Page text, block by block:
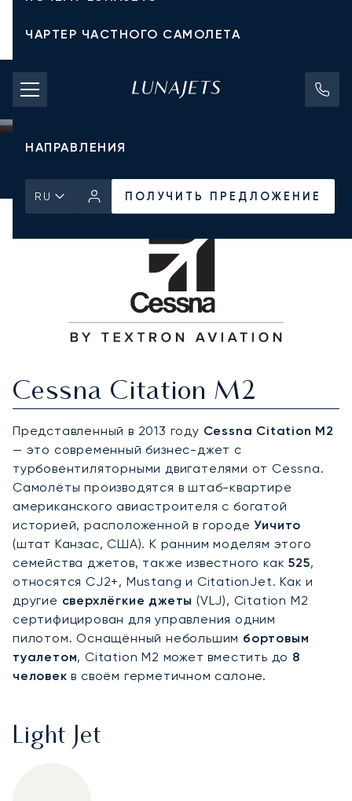
ЧАРТЕР ЧАСТНОГО САМОЛЕТА
СТОИМОСТЬ ЧАРТЕРА
ЧАСТНЫЕ САМОЛЕТЫ
НАПРАВЛЕНИЯ
RU ПОЛУЧИТЬ ПРЕДЛОЖЕНИЕ
Cessna Citation M2
Представленный в 2013 году Cessna Citation M2
— это современный бизнес-джет с
турбовентиляторными двигателями от Cessna.
Самолёты производятся в штаб-квартире
американского авиастроителя с богатой
историей, расположенной в городе Уичито
(штат Канзас, США). К ранним моделям этого
семейства джетов, также известного как525,
относятся CJ2+, Mustang и CitationJet. Как и
другие сверхлёгкие джеты (VLJ), Citation M2
сертифицирован для управления одним
пилотом. Оснащённый небольшим бортовым
туалетом, Citation M2 может вместить до 8
человек в своём герметичном салоне.
Light Jet